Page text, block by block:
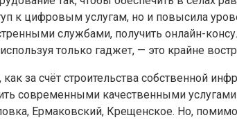
к цифровым услугам, но и повысила
службами, получить онлайн-
только гаджет, — это крайне
за счёт строительства собственной
современными качественными
Ермаковский, Крещенское. Но,